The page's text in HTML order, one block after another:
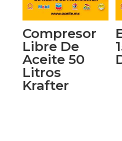
Compresor
Libre De
Aceite 50
Litros
Krafter